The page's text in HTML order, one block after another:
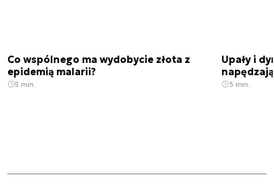
Co wspólnego ma wydobycie złota z
epidemią malarii?
5 min.
Upały i
3 min.